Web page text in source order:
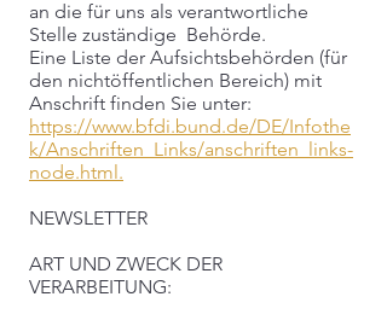
an die für uns als verantwortliche
Stelle zuständige Behörde.
Eine Liste der Aufsichtsbehörden (für
den nichtöffentlichen Bereich) mit
Anschrift finden Sie unter:
https://www.bfdi.bund.de/DE/Infothe
k/Anschriften_Links/anschriften_links-
node.html.
NEWSLETTER
ART UND ZWECK DER
VERARBEITUNG: